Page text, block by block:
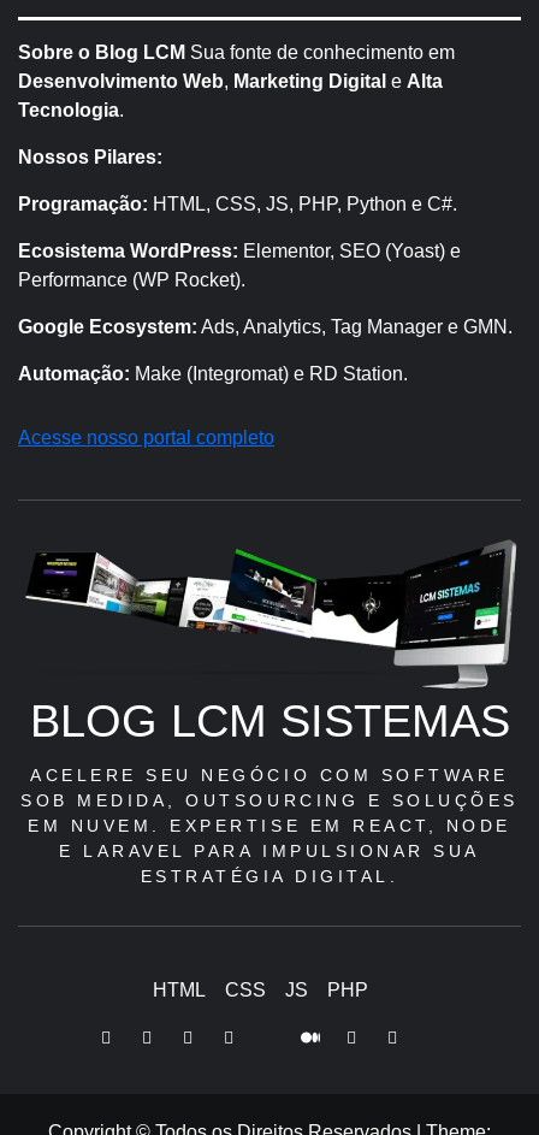
Sobre o Blog LCM Sua fonte de conhecimento em
Desenvolvimento Web, Marketing Digital e Alta
Tecnologia.
Nossos Pilares:
Programação: HTML, CSS, JS, PHP, Python e C#.
Ecosistema WordPress: Elementor, SEO (Yoast) e
Performance (WP Rocket).
Google Ecosystem: Ads, Analytics, Tag Manager e GMN.
Automação: Make (Integromat) e RD Station.
Acesse nosso portal completo
BLOG LCM SISTEMAS
ACELERE SEU NEGÓCIO COM SOFTWARE
SOB MEDIDA, OUTSOURCING E SOLUÇÕES
EM NUVEM. EXPERTISE EM REACT, NODE
E LARAVEL PARA IMPULSIONAR SUA
ESTRATÉGIA DIGITAL.
HTML CSS JS PHP
LinkedInInstagramFacebookYoutube PinterestTiktok